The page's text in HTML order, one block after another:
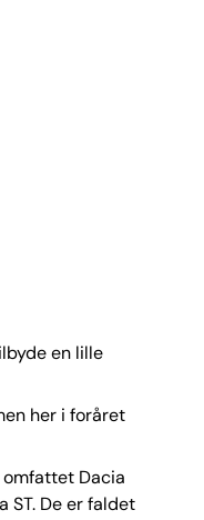
en lille
her i foråret
Dacia
ST. De er faldet